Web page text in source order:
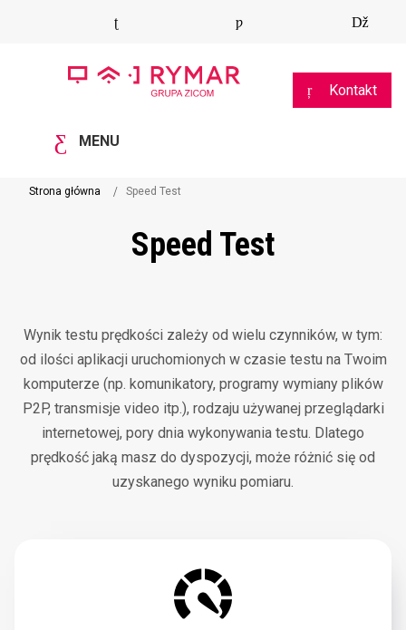
Kontakt
MENU
Strona główna Speed Test
Speed Test
Wynik testu prędkości zależy od wielu czynników, w tym:
od ilości aplikacji uruchomionych w czasie testu na Twoim
komputerze (np. komunikatory, programy wymiany plików
P2P, transmisje video itp.), rodzaju używanej przeglądarki
internetowej, pory dnia wykonywania testu. Dlatego
prędkość jaką masz do dyspozycji, może różnić się od
uzyskanego wyniku pomiaru.